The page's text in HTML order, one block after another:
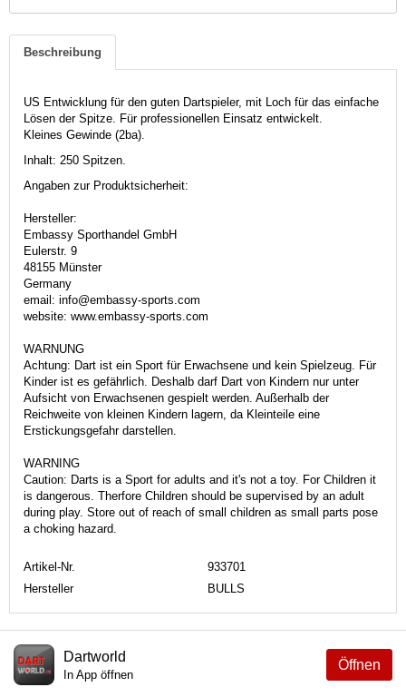
Beschreibung
US Entwicklung für den guten Dartspieler, mit Loch für das einfache
Lösen der Spitze. Für professionellen Einsatz entwickelt.
Kleines Gewinde (2ba).
Inhalt: 250 Spitzen.
Angaben zur Produktsicherheit:
Hersteller:
Embassy Sporthandel GmbH
Eulerstr. 9
48155 Münster
Germany
email: info@embassy-sports.com
website: www.embassy-sports.com
WARNUNG
Achtung: Dart ist ein Sport für Erwachsene und kein Spielzeug. Für
Kinder ist es gefährlich. Deshalb darf Dart von Kindern nur unter
Aufsicht von Erwachsenen gespielt werden. Außerhalb der
Reichweite von kleinen Kindern lagern, da Kleinteile eine
Erstickungsgefahr darstellen.
WARNING
Caution: Darts is a Sport for adults and it's not a toy. For Children it
is dangerous. Therfore Children should be supervised by an adult
during play. Store out of reach of small children as small parts pose
a choking hazard.
Artikel-Nr.
933701
Hersteller
BULLS
Öffnen
Dartworld
In App öffnen